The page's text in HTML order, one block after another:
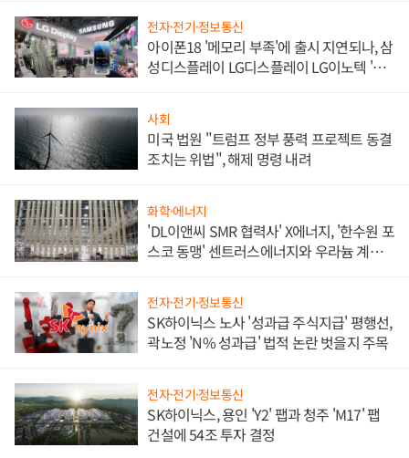
전자·전기·정보통신
아이폰18 '메모리 부족'에 출시 지연되나, 삼
성디스플레이 LG디스플레이 LG이노텍 '탈
사회
미국 법원 "트럼프 정부 풍력 프로젝트 동결
조치는 위법", 해제 명령 내려
화학·에너지
'DL이앤씨 SMR 협력사' X에너지, '한수원 포
스코 동맹' 센트러스에너지와 우라늄 계약
전자·전기·정보통신
SK하이닉스 노사 '성과급 주식지급' 평행선,
곽노정 'N% 성과급' 법적 논란 벗을지 주목
전자·전기·정보통신
SK하이닉스, 용인 'Y2' 팹과 청주 'M17' 팹
건설에 54조 투자 결정